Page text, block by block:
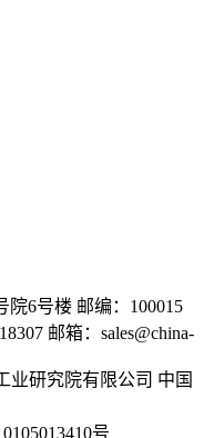
6号楼 邮编：100015
邮箱：sales@china-
业研究院有限公司 中国
号